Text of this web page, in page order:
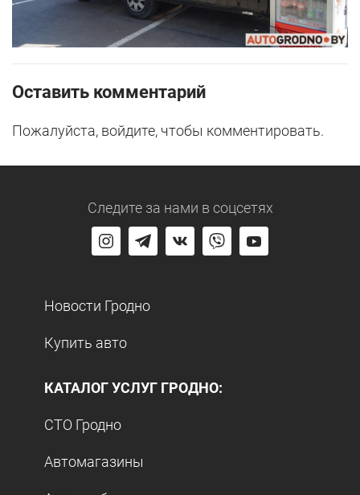
Оставить комментарий
Пожалуйста, войдите, чтобы комментировать.
Следите за нами в соцсетях
Новости Гродно
Купить авто
КАТАЛОГ УСЛУГ ГРОДНО:
СТО Гродно
Автомагазины